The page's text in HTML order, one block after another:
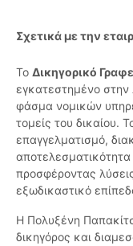
Σχετικά με την
Το Δικηγορικό
εγκατεστημένο στην
φάσμα νομικών
τομείς του δικαίου.
επαγγελματισμό,
προσφέροντας
εξωδικαστικό
Η Πολυξένη
δικηγόρος και